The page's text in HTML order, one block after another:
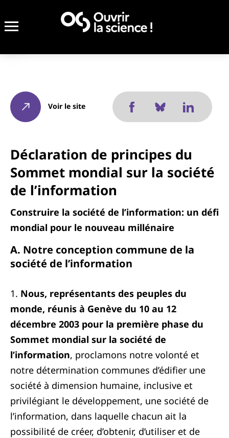
Voir le site
Déclaration de principes du
Sommet mondial sur la société
de l’information
Construire la société de l’information: un défi
mondial pour le nouveau millénaire
A. Notre conception commune de la
société de l’information
1. Nous, représentants des peuples du
monde, réunis à Genève du 10 au 12
décembre 2003 pour la première phase du
Sommet mondial sur la société de
l’information, proclamons notre volonté et
notre détermination communes d’édifier une
société à dimension humaine, inclusive et
privilégiant le développement, une société de
l’information, dans laquelle chacun ait la
possibilité de créer, d’obtenir, d’utiliser et de